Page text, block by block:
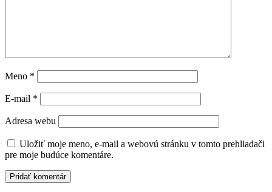
Meno *
E-mail *
Adresa webu
Uložiť moje meno, e-mail a webovú stránku v tomto prehliadači
pre moje budúce komentáre.